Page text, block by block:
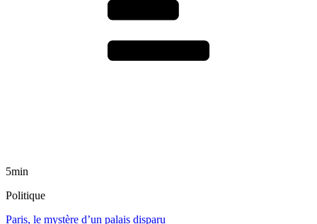
5min
Politique
Paris, le mystère d’un palais disparu